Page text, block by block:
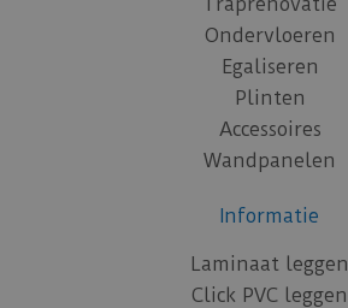
Ondervloeren
Egaliseren
Plinten
Accessoires
Wandpanelen
Informatie
Laminaat leggen
Click PVC leggen